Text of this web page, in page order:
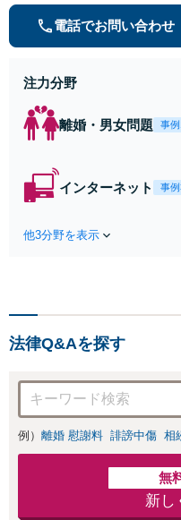
電話でお問い合わせ
注力分野
離婚・男女問題 事
インターネット 事
他3分野を表示
法律Q&Aを探す
例） 離婚 慰謝料 誹謗中傷 相
無
新し